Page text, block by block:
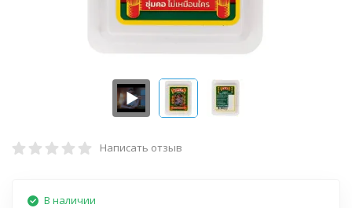
Написать отзыв
В наличии